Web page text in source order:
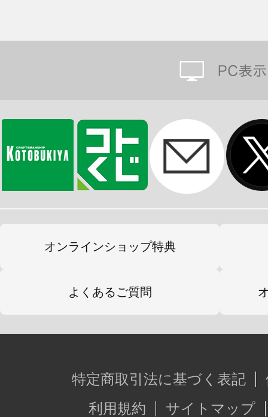
オンラインショップ特典
よくあるご質問
特定商取引法に基づく表記
利用規約
サイトマップ